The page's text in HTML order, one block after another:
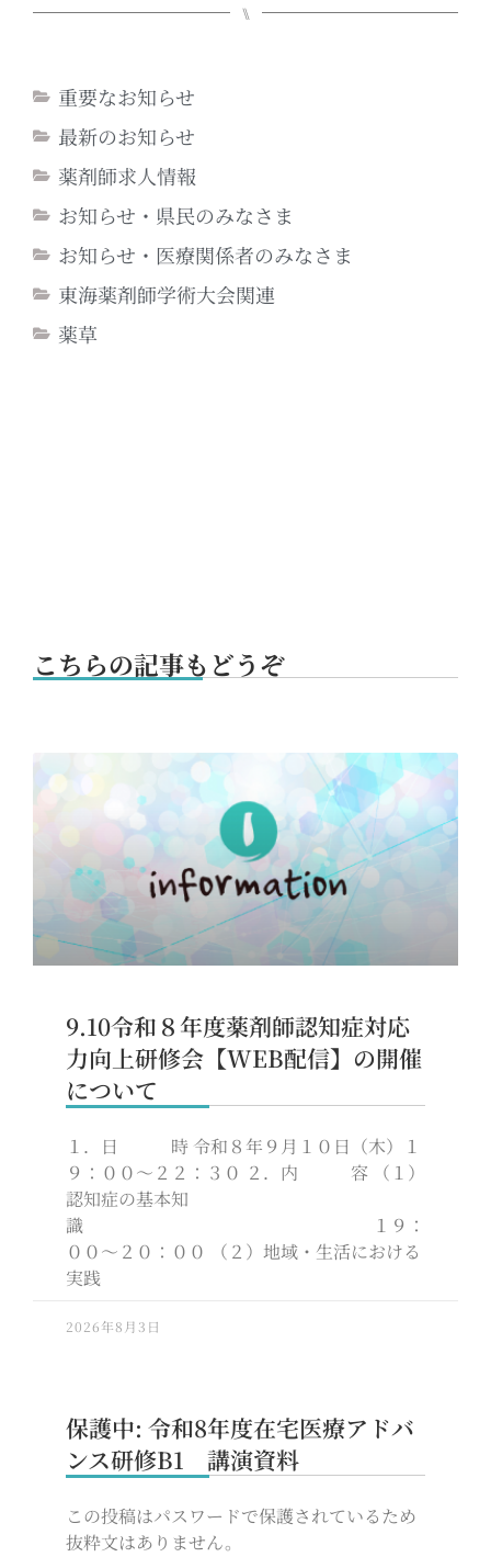
⑊
重要なお知らせ
最新のお知らせ
薬剤師求人情報
お知らせ・県民のみなさま
お知らせ・医療関係者のみなさま
東海薬剤師学術大会関連
薬草
こちらの記事もどうぞ
9.10令和８年度薬剤師認知症対応
力向上研修会【WEB配信】の開催
について
１．日 時 令和８年９月１０日（木）１
９：００～２２：３０ ２．内 容 （１）
認知症の基本知
識 １９：
００～２０：００ （２）地域・生活における
実践
2026年8月3日
保護中: 令和8年度在宅医療アドバ
ンス研修B1 講演資料
この投稿はパスワードで保護されているため
抜粋文はありません。